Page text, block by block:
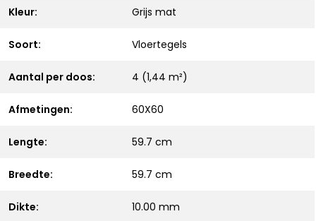
Kleur: Grijs mat
Soort: Vloertegels
Aantal per doos: 4 (1,44 m²)
Afmetingen: 60X60
Lengte: 59.7 cm
Breedte: 59.7 cm
Dikte: 10.00 mm